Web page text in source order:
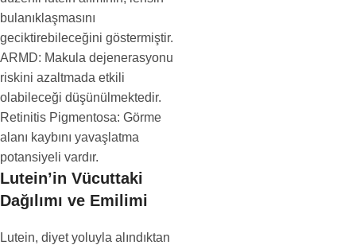
bulanıklaşmasını
geciktirebileceğini göstermiştir.
ARMD: Makula dejenerasyonu
riskini azaltmada etkili
olabileceği düşünülmektedir.
Retinitis Pigmentosa: Görme
alanı kaybını yavaşlatma
potansiyeli vardır.
Lutein’in Vücuttaki
Dağılımı ve Emilimi
Lutein, diyet yoluyla alındıktan